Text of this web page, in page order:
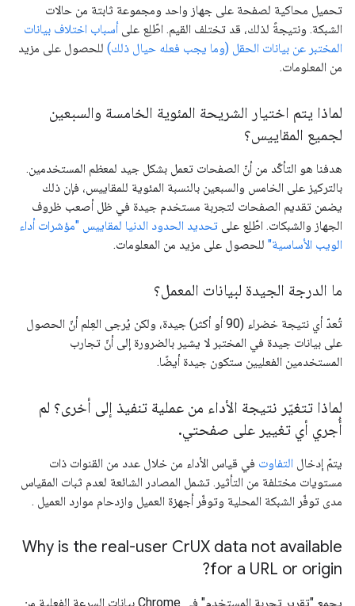
تحميل محاكية لصفحة على جهاز واحد ومجموعة ثابتة من حالات
الشبكة. ونتيجةً لذلك، قد تختلف القيم. اطّلِع على أسباب اختلاف بيانات
المختبر عن بيانات الحقل (وما يجب فعله حيال ذلك) للحصول على مزيد
من المعلومات.
لماذا يتم اختيار الشريحة المئوية الخامسة والسبعين
لجميع المقاييس؟
هدفنا هو التأكّد من أنّ الصفحات تعمل بشكل جيد لمعظم المستخدمين.
بالتركيز على الخامس والسبعين بالنسبة المئوية للمقاييس، فإن ذلك
يضمن تقديم الصفحات لتجربة مستخدم جيدة في ظل أصعب ظروف
الجهاز والشبكات. اطّلِع على تحديد الحدود الدنيا لمقاييس "مؤشرات أداء
الويب الأساسية" للحصول على مزيد من المعلومات.
ما الدرجة الجيدة لبيانات المعمل؟
تُعدّ أي نتيجة خضراء (90 أو أكثر) جيدة، ولكن يُرجى العِلم أنّ الحصول
على بيانات جيدة في المختبر لا يشير بالضرورة إلى أنّ تجارب
المستخدمين الفعليين ستكون جيدة أيضًا.
لماذا تتغيّر نتيجة الأداء من عملية تنفيذ إلى أخرى؟ لم
أُجري أي تغيير على صفحتي.
يتمّ إدخال التفاوت في قياس الأداء من خلال عدد من القنوات ذات
مستويات مختلفة من التأثير. تشمل المصادر الشائعة لعدم ثبات المقياس
مدى توفّر الشبكة المحلية وتوفّر أجهزة العميل وازدحام موارد العميل .
Why is the real-user CrUX data not available
for a URL or origin?
يجمع "تقرير تجربة المستخدم" في Chrome بيانات السرعة الفعلية من